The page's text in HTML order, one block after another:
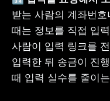
받는 사람의 계좌번
때는 정보를 직접 입
사람이 입력 링크를
입력한 뒤 송금이 진
때 입력 실수를 줄이